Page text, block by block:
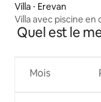
Villa ⋅ Erevan
Villa avec piscine en
Quel est le
Mois